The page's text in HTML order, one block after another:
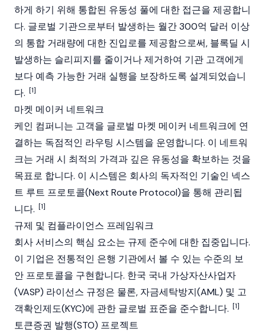
하게 하기 위해 통합된 유동성 풀에 대한 접근을 제공합니
다. 글로벌 기관으로부터 발생하는 월간 300억 달러 이상
의 통합 거래량에 대한 진입로를 제공함으로써, 블록딜 시
발생하는 슬리피지를 줄이거나 제거하여 기관 고객에게
보다 예측 가능한 거래 실행을 보장하도록 설계되었습니
다. [1]
마켓 메이커 네트워크
케인 컴퍼니는 고객을 글로벌 마켓 메이커 네트워크에 연
결하는 독점적인 라우팅 시스템을 운영합니다. 이 네트워
크는 거래 시 최적의 가격과 깊은 유동성을 확보하는 것을
목표로 합니다. 이 시스템은 회사의 독자적인 기술인 넥스
트 루트 프로토콜(Next Route Protocol)을 통해 관리됩
니다. [1]
규제 및 컴플라이언스 프레임워크
회사 서비스의 핵심 요소는 규제 준수에 대한 집중입니다.
이 기업은 전통적인 은행 기관에서 볼 수 있는 수준의 보
안 프로토콜을 구현합니다. 한국 국내 가상자산사업자
(VASP) 라이선스 규정은 물론, 자금세탁방지(AML) 및 고
객확인제도(KYC)에 관한 글로벌 표준을 준수합니다. [1]
토큰증권 발행(STO) 프로젝트